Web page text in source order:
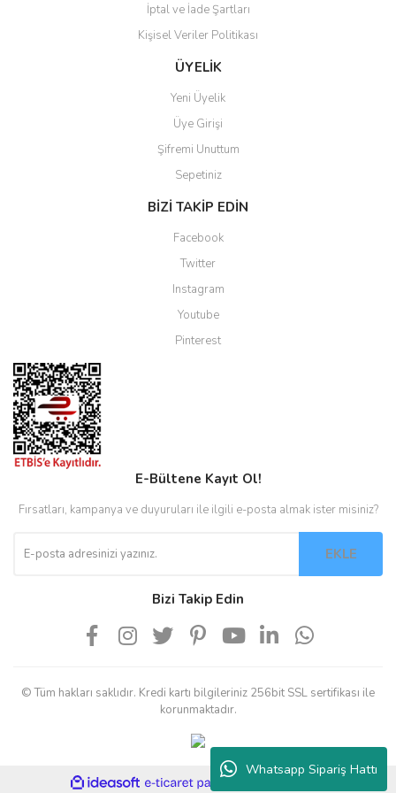
Whatsapp Sipariş Hattı
Gönder
İptal ve İade Şartları
Kişisel Veriler Politikası
ÜYELİK
Yeni Üyelik
Üye Girişi
Şifremi Unuttum
Sepetiniz
BİZİ TAKİP EDİN
Facebook
Twitter
Instagram
Youtube
Pinterest
E-Bültene Kayıt Ol!
Fırsatları, kampanya ve duyuruları ile ilgili e-posta almak ister misiniz?
EKLE
Bizi Takip Edin
© Tüm hakları saklıdır. Kredi kartı bilgileriniz 256bit SSL sertifikası ile
korunmaktadır.
ideasoft